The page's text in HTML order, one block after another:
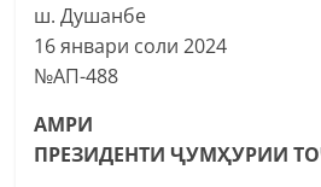
ш. Душанбе
16 январи соли 2024
№АП-488
АМРИ
ПРЕЗИДЕНТИ ҶУМҲУРИИ